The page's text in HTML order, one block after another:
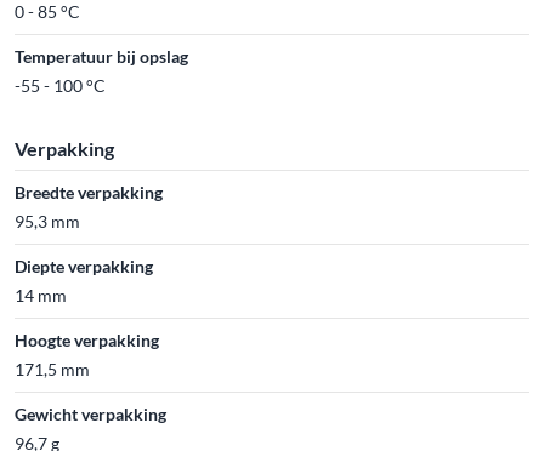
0 - 85 °C
Temperatuur bij opslag
-55 - 100 °C
Verpakking
Breedte verpakking
95,3 mm
Diepte verpakking
14 mm
Hoogte verpakking
171,5 mm
Gewicht verpakking
96,7 g